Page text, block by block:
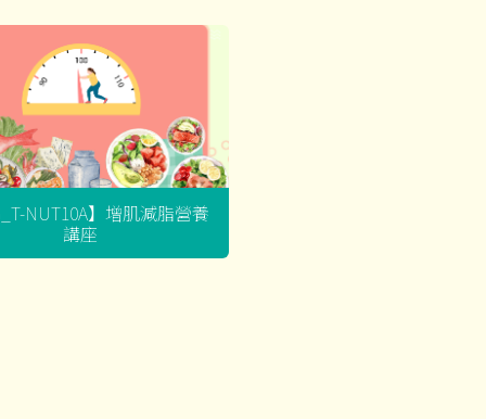
NUT10A】增肌減脂營養
講座